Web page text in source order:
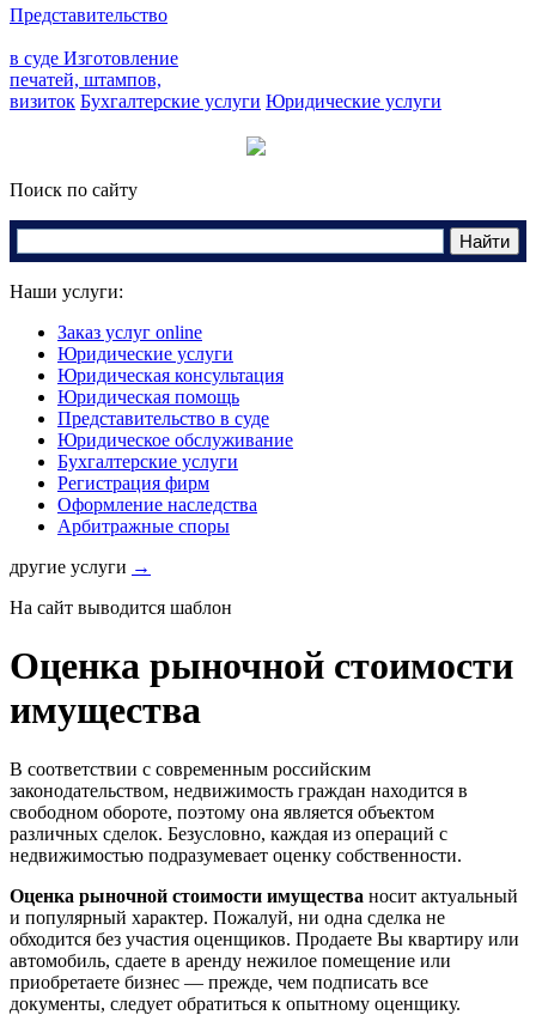
Представительство
в суде Изготовление
печатей, штампов,
визиток Бухгалтерские услуги Юридические услуги
Поиск по сайту
Наши услуги:
Заказ услуг online
Юридические услуги
Юридическая консультация
Юридическая помощь
Представительство в суде
Юридическое обслуживание
Бухгалтерские услуги
Регистрация фирм
Оформление наследства
Арбитражные споры
другие услуги →
На сайт выводится шаблон
Оценка рыночной стоимости
имущества
В соответствии с современным российским
законодательством, недвижимость граждан находится в
свободном обороте, поэтому она является объектом
различных сделок. Безусловно, каждая из операций с
недвижимостью подразумевает оценку собственности.
Оценка рыночной стоимости имущества носит актуальный
и популярный характер. Пожалуй, ни одна сделка не
обходится без участия оценщиков. Продаете Вы квартиру или
автомобиль, сдаете в аренду нежилое помещение или
приобретаете бизнес — прежде, чем подписать все
документы, следует обратиться к опытному оценщику.